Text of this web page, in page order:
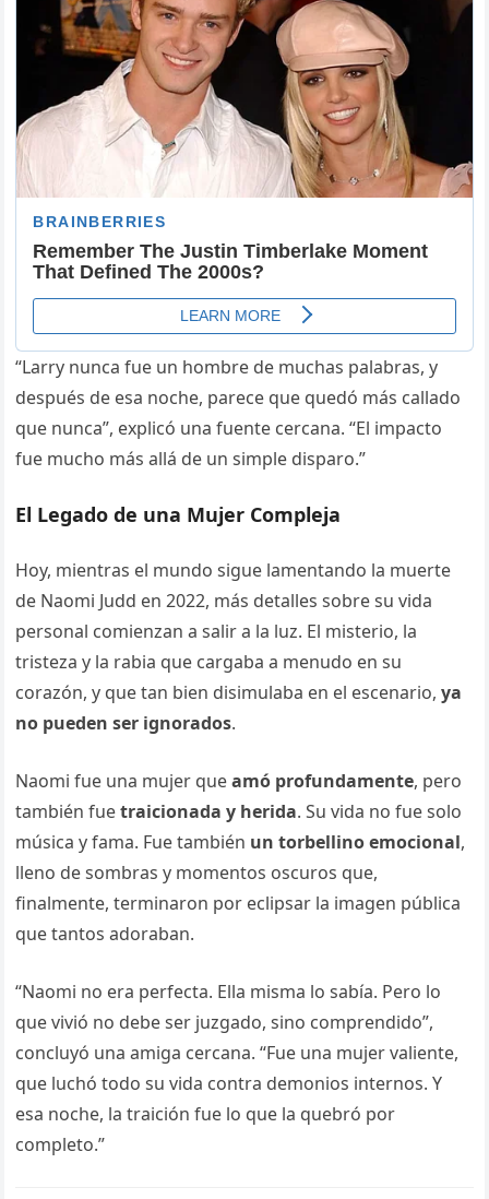
“Larry nunca fue un hombre de muchas palabras, y
después de esa noche, parece que quedó más callado
que nunca”, explicó una fuente cercana. “El impacto
fue mucho más allá de un simple disparo.”
El Legado de una Mujer Compleja
Hoy, mientras el mundo sigue lamentando la muerte
de Naomi Judd en 2022, más detalles sobre su vida
personal comienzan a salir a la luz. El misterio, la
tristeza y la rabia que cargaba a menudo en su
corazón, y que tan bien disimulaba en el escenario,ya
no pueden ser ignorados.
Naomi fue una mujer queamó profundamente, pero
también fuetraicionada y herida. Su vida no fue solo
música y fama. Fue también un torbellino emocional,
lleno de sombras y momentos oscuros que,
finalmente, terminaron por eclipsar la imagen pública
que tantos adoraban.
“Naomi no era perfecta. Ella misma lo sabía. Pero lo
que vivió no debe ser juzgado, sino comprendido”,
concluyó una amiga cercana. “Fue una mujer valiente,
que luchó todo su vida contra demonios internos. Y
esa noche, la traición fue lo que la quebró por
completo.”